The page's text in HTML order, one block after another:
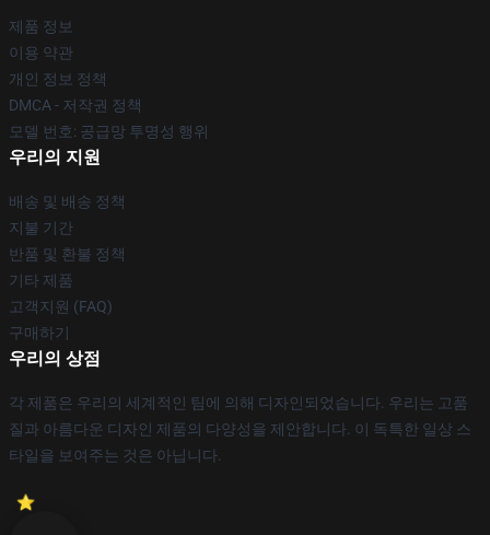
제품 정보
이용 약관
개인 정보 정책
DMCA - 저작권 정책
모델 번호: 공급망 투명성 행위
우리의 지원
배송 및 배송 정책
지불 기간
반품 및 환불 정책
기타 제품
고객지원 (FAQ)
구매하기
우리의 상점
각 제품은 우리의 세계적인 팀에 의해 디자인되었습니다. 우리는 고품
질과 아름다운 디자인 제품의 다양성을 제안합니다. 이 독특한 일상 스
타일을 보여주는 것은 아닙니다.